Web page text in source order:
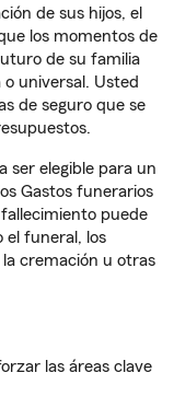
de sus hijos, el
los momentos de
de su familia
universal. Usted
de seguro que se
ser elegible para un
Gastos funerarios
puede
el funeral, los
cremación u otras
las áreas clave